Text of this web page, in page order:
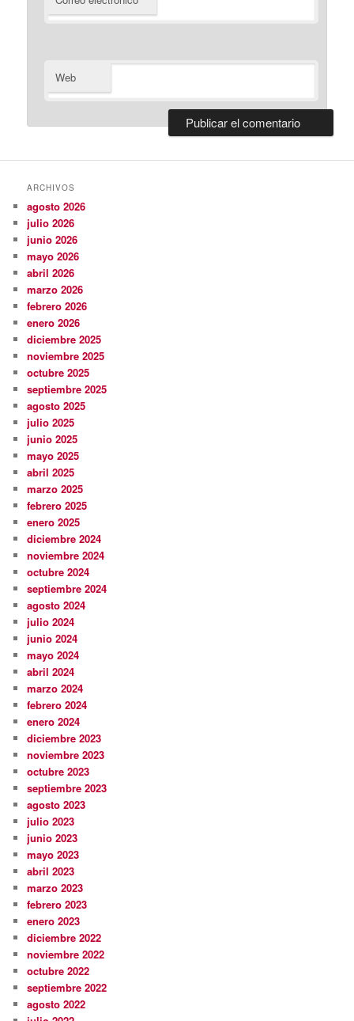
Web
ARCHIVOS
agosto 2026
julio 2026
junio 2026
mayo 2026
abril 2026
marzo 2026
febrero 2026
enero 2026
diciembre 2025
noviembre 2025
octubre 2025
septiembre 2025
agosto 2025
julio 2025
junio 2025
mayo 2025
abril 2025
marzo 2025
febrero 2025
enero 2025
diciembre 2024
noviembre 2024
octubre 2024
septiembre 2024
agosto 2024
julio 2024
junio 2024
mayo 2024
abril 2024
marzo 2024
febrero 2024
enero 2024
diciembre 2023
noviembre 2023
octubre 2023
septiembre 2023
agosto 2023
julio 2023
junio 2023
mayo 2023
abril 2023
marzo 2023
febrero 2023
enero 2023
diciembre 2022
noviembre 2022
octubre 2022
septiembre 2022
agosto 2022